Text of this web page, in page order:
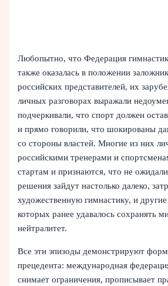
Любопытно, что Федерация
также оказалась в положении
российских представителей, их
личных разговорах выражали
подчеркивали, что спорт должен
и прямо говорили, что шокированы
со стороны властей. Многие из них
российскими тренерами и
стартам и признаются, что не
решения зайдут настолько далеко,
художественную гимнастику, и
которых ранее удавалось сохранять
нейтралитет.
Все эти эпизоды демонстрируют
прецедента: международная
снимает ограничения, прописывает